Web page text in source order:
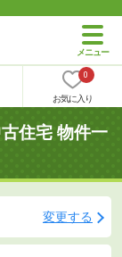
0
お気に入り
住宅 物件一
変更する